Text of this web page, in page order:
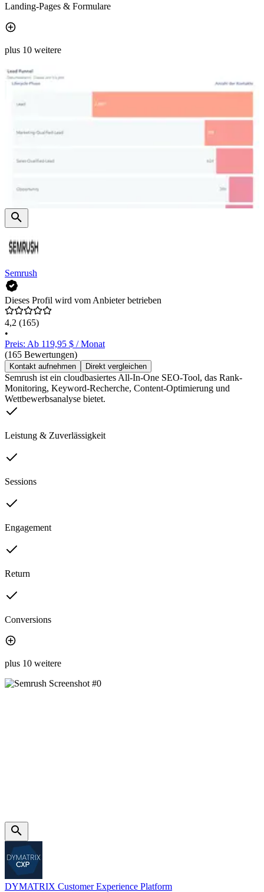
Landing-Pages & Formulare
plus 10 weitere
Semrush
Dieses Profil wird vom Anbieter betrieben
4,2 (165)
•
Preis: Ab 119,95 $ / Monat
(165 Bewertungen)
Kontakt aufnehmen Direkt vergleichen
Semrush ist ein cloudbasiertes All-In-One SEO-Tool, das Rank-
Monitoring, Keyword-Recherche, Content-Optimierung und
Wettbewerbsanalyse bietet.
Leistung & Zuverlässigkeit
Sessions
Engagement
Return
Conversions
plus 10 weitere
DYMATRIX Customer Experience Platform